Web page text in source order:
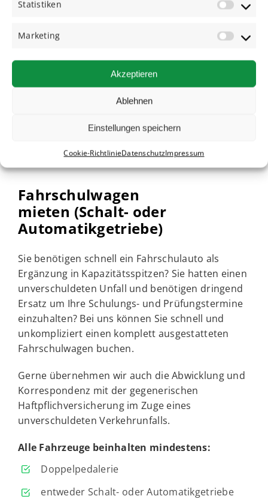
Statistiken
Marketing
Akzeptieren
Ablehnen
Einstellungen speichern
Cookie-RichtlinieDatenschutzImpressum
Elektro- und
Hybridfahrzeugen.
PKW / Cabrio mieten
Fahrschulwagen
mieten (Schalt- oder
Automatikgetriebe)
Sie benötigen schnell ein Fahrschulauto als
Ergänzung in Kapazitätsspitzen? Sie hatten einen
unverschuldeten Unfall und benötigen dringend
Ersatz um Ihre Schulungs- und Prüfungstermine
einzuhalten? Bei uns können Sie schnell und
unkompliziert einen komplett ausgestatteten
Fahrschulwagen buchen.
Gerne übernehmen wir auch die Abwicklung und
Korrespondenz mit der gegenerischen
Haftpflichversicherung im Zuge eines
unverschuldeten Verkehrunfalls.
Alle Fahrzeuge beinhalten mindestens:
Doppelpedalerie
entweder Schalt- oder Automatikgetriebe